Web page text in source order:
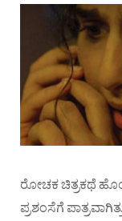
ರೋಚಕ ಚಿತ್ರಕಥೆ
ಪ್ರಶಂಸೆಗೆ